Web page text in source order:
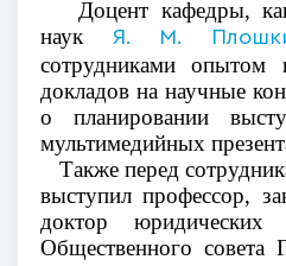
Доцент кафедры,
наук
Я. М.
сотрудниками опытом
докладов на научные
о планировании
мультимедийных
Также перед
выступил профессор,
доктор юридических
Общественного